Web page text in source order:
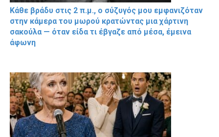
Κάθε βράδυ στις 2 π.μ., ο σύζυγός μου εμφανιζόταν
στην κάμερα του μωρού κρατώντας μια χάρτινη
σακούλα — όταν είδα τι έβγαζε από μέσα, έμεινα
άφωνη